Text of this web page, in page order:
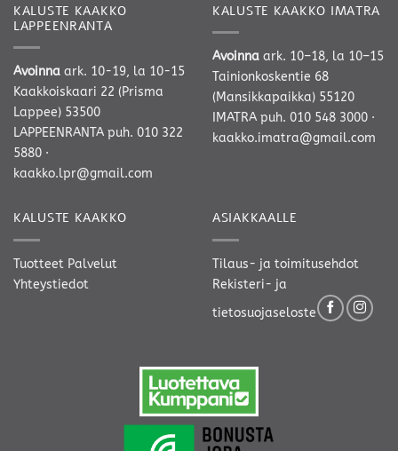
KALUSTE KAAKKO
LAPPEENRANTA
Avoinna ark. 10-19, la 10-15
Kaakkoiskaari 22 (Prisma
Lappee) 53500
LAPPEENRANTA puh. 010 322
5880 ·
kaakko.lpr@gmail.com
KALUSTE KAAKKO IMATRA
Avoinna ark. 10–18, la 10–15
Tainionkoskentie 68
(Mansikkapaikka) 55120
IMATRA puh. 010 548 3000 ·
kaakko.imatra@gmail.com
KALUSTE KAAKKO
Tuotteet Palvelut
Yhteystiedot
ASIAKKAALLE
Tilaus- ja toimitusehdot
Rekisteri- ja
tietosuojaseloste